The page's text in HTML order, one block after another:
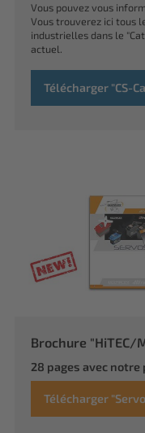
Vous pouvez vous
Vous trouverez ici tous
industrielles dans le
actuel.
Télécharger "CS-
Brochure "HiTEC/
28 pages avec
Télécharger